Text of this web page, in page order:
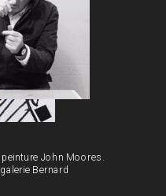
John Moores.
Bernard